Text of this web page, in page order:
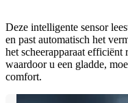
Deze intelligente sensor
en past automatisch het
het scheerapparaat efficiënt
waardoor u een gladde,
comfort.